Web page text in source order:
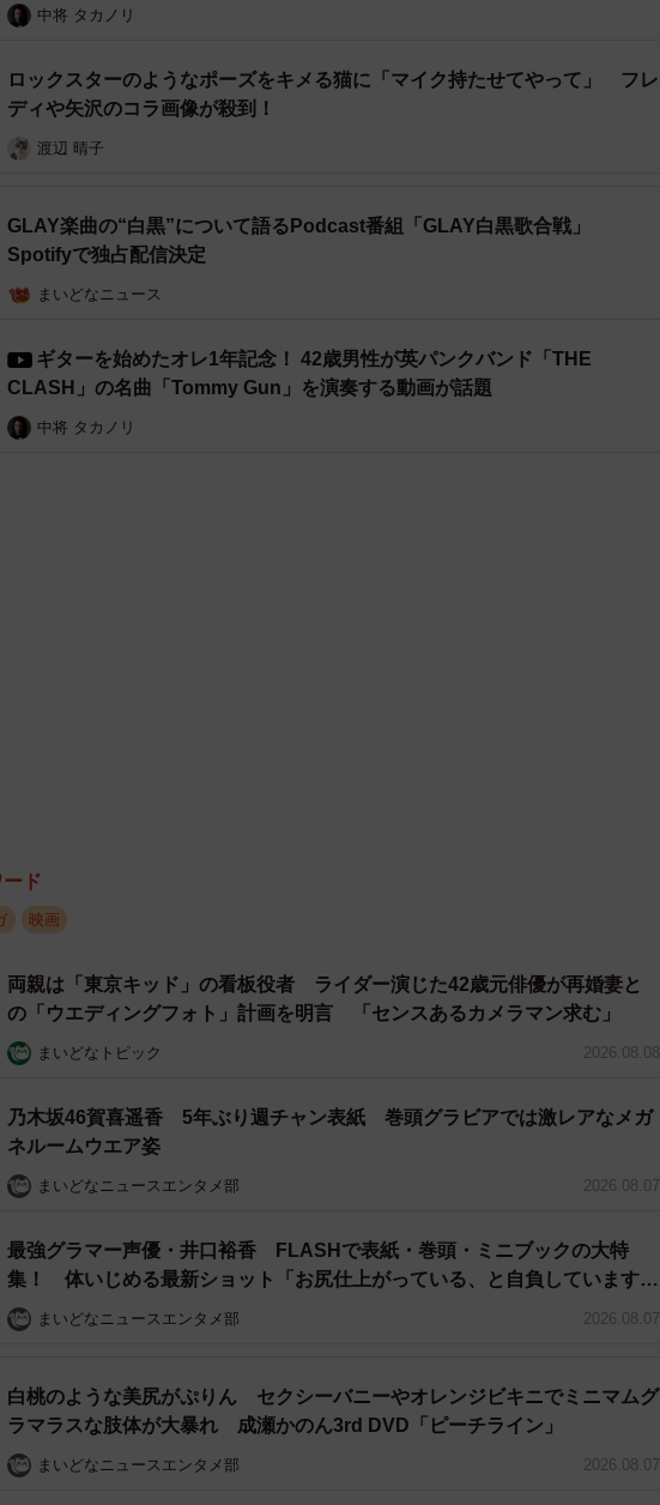
で週刊少年ジャンプで連載された『究極!!変態仮面』には根強いファンも
の一人である俳優・小栗旬の発案で実写映画化もされた。鈴木亮平を主演に
面』（2013年）、『HK 変態仮面 アブノーマル・クライシス』（2016年）
連載時から何年も経って映画化され、観客の皆さんが腹を抱えて笑ってくれ
りがたいことでした。映画化もさることながら、時代を超えて現在の読者の
態仮面』を手に取って笑ってくれるのは漫画家冥利に尽きること。“大笑い
『鋼音色の空の彼方へ』より
トで笑わせる
仮面に変身するという設定もさることながら、鍛え抜かれた肉体美に反し
ィに股間のみが隠された謎のコスチューム、なぜか網タイツという異様なビ
見たら忘れられないインパクト。ここに『究極!!変態仮面』が生む笑いの秘
だ。
中将 タカノリ
ロックスターのようなポーズをキメる猫に「マイク持たせてやって」 フレ
ディや矢沢のコラ画像が殺到！
渡辺 晴子
GLAY楽曲の“白黒”について語るPodcast番組「GLAY白黒歌合戦」
Spotifyで独占配信決定
まいどなニュース
ギターを始めたオレ1年記念！ 42歳男性が英パンクバンド「THE
CLASH」の名曲「Tommy Gun」を演奏する動画が話題
中将 タカノリ
ド
映画
両親は「東京キッド」の看板役者 ライダー演じた42歳元俳優が再婚妻と
の「ウエディングフォト」計画を明言 「センスあるカメラマン求む」
まいどなトピック 2026.08.08
乃木坂46賀喜遥香 5年ぶり週チャン表紙 巻頭グラビアでは激レアなメガ
ネルームウエア姿
まいどなニュースエンタメ部 2026.08.07
最強グラマー声優・井口裕香 FLASHで表紙・巻頭・ミニブックの大特
集！ 体いじめる最新ショット「お尻仕上がっている、と自負しています」
「いくつになっても理想の身体でいたい」
まいどなニュースエンタメ部 2026.08.07
白桃のような美尻がぷりん セクシーバニーやオレンジビキニでミニマムグ
ラマラスな肢体が大暴れ 成瀬かのん3rd DVD「ピーチライン」
まいどなニュースエンタメ部 2026.08.07